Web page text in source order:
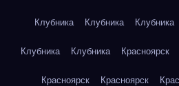
Клубника Клубника Клубника
Клубника Клубника Красноярск
Красноярск Красноярск